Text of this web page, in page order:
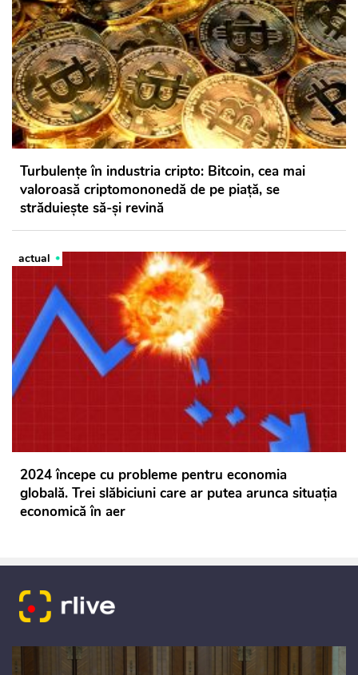
Turbulenţe în industria cripto: Bitcoin, cea mai
valoroasă criptomononedă de pe piaţă, se
străduieşte să-şi revină
actual
2024 începe cu probleme pentru economia
globală. Trei slăbiciuni care ar putea arunca situaţia
economică în aer